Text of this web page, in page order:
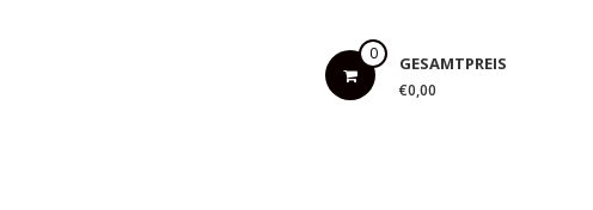
0 GESAMTPREIS
€0,00